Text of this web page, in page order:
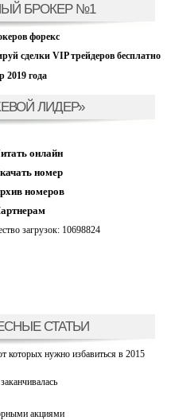
БРОКЕР №1
форекс
сделки VIP трейдеров бесплатно
2019 года
ЛИДЕР»
онлайн
номер
номеров
загрузок: 10698824
СТАТЬИ
которых нужно избавиться в 2015
акциями